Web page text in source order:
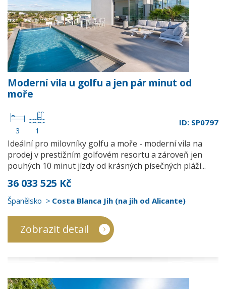
Moderní vila u golfu a jen pár minut od
moře
3 1
ID: SP0797
Ideální pro milovníky golfu a moře - moderní vila na
prodej v prestižním golfovém resortu a zároveň jen
pouhých 10 minut jízdy od krásných písečných pláží...
36 033 525 Kč
Španělsko Costa Blanca Jih (na jih od Alicante)
Zobrazit detail